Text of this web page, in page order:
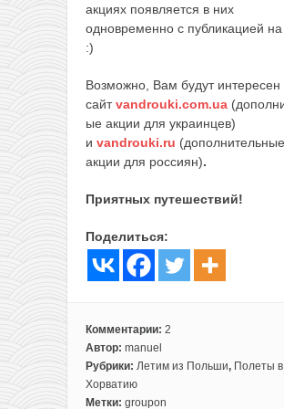
акциях появляется в них
одновременно с публикацией на
:)
Возможно, Вам будут интересен
сайтvandrouki.com.ua
ые акции для украинцев)
и vandrouki.ru (дополнительные
акции для россиян).
Приятных путешествий!
Поделиться:
Комментарии: 2
Автор: manuel
Рубрики: Летим из Польши, Полеты в
Хорватию
Метки: groupon